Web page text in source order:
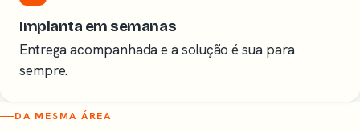
Implanta em semanas
Entrega acompanhada e a solução é sua para
sempre.
DA MESMA ÁREA